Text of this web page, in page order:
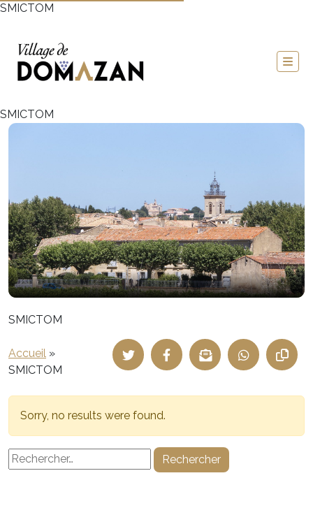
SMICTOM
SMICTOM
SMICTOM
Accueil »
SMICTOM
Sorry, no results were found.
Rechercher :